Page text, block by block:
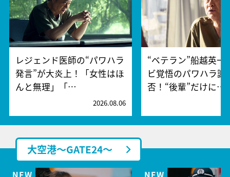
レジェンド医師の“パワハラ
発言”が大炎上！「女性はほ
んと無理」「…
2026.08.06
“ベテラン”船越英一
ビ覚悟のパワハラ謝
否！“後輩”だけに…
大空港～GATE24～